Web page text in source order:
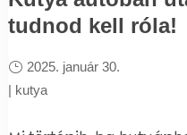
tudnod kell róla!
2025. január 30.
| kutya